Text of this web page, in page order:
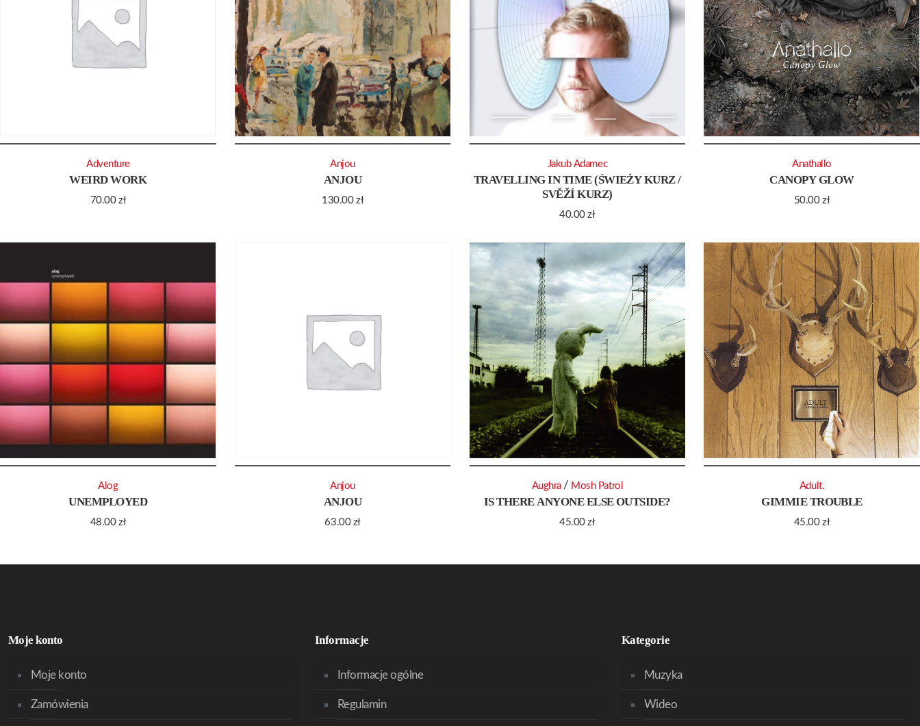
WEIRD WORK
70.00zł
Adventure
ANJOU
130.00 zł
Anjou
TRAVELLING IN TIME (ŚWIEŻY KURZ /
SVĚŽÍ KURZ)
40.00zł
Jakub Adamec
CANOPY GLOW
50.00zł
Anathallo
UNEMPLOYED
48.00zł
Alog
ANJOU
63.00 zł
Anjou
IS THERE ANYONE ELSE OUTSIDE?
45.00zł
Aughra / Mosh Patrol
GIMMIE TROUBLE
45.00zł
Adult.
Moje konto
Moje konto
Zamówienia
Informacje
Informacje ogólne
Regulamin
Kategorie
Muzyka
Wideo